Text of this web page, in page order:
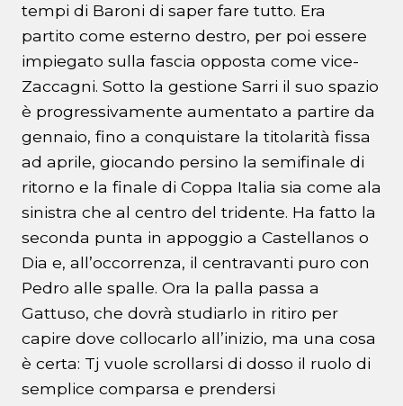
tempi di Baroni di saper fare tutto. Era
partito come esterno destro, per poi essere
impiegato sulla fascia opposta come vice-
Zaccagni. Sotto la gestione Sarri il suo spazio
è progressivamente aumentato a partire da
gennaio, fino a conquistare la titolarità fissa
ad aprile, giocando persino la semifinale di
ritorno e la finale di Coppa Italia sia come ala
sinistra che al centro del tridente. Ha fatto la
seconda punta in appoggio a Castellanos o
Dia e, all’occorrenza, il centravanti puro con
Pedro alle spalle. Ora la palla passa a
Gattuso, che dovrà studiarlo in ritiro per
capire dove collocarlo all’inizio, ma una cosa
è certa: Tj vuole scrollarsi di dosso il ruolo di
semplice comparsa e prendersi